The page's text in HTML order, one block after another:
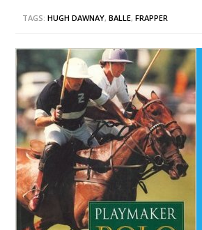
TAGS:HUGH DAWNAY,BALLE,FRAPPER